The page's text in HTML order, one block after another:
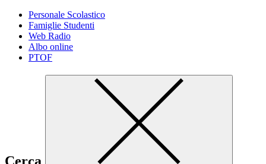
Personale Scolastico
Famiglie Studenti
Web Radio
Albo online
PTOF